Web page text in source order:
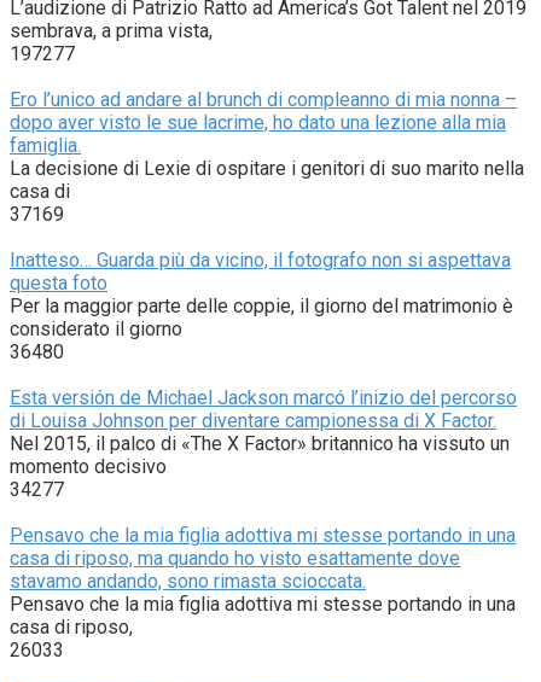
L’audizione di Patrizio Ratto ad America’s Got Talent nel 2019
sembrava, a prima vista,
197277
Ero l’unico ad andare al brunch di compleanno di mia nonna –
dopo aver visto le sue lacrime, ho dato una lezione alla mia
famiglia.
La decisione di Lexie di ospitare i genitori di suo marito nella
casa di
37169
Inatteso… Guarda più da vicino, il fotografo non si aspettava
questa foto
Per la maggior parte delle coppie, il giorno del matrimonio è
considerato il giorno
36480
Esta versión de Michael Jackson marcó l’inizio del percorso
di Louisa Johnson per diventare campionessa di X Factor.
Nel 2015, il palco di «The X Factor» britannico ha vissuto un
momento decisivo
34277
Pensavo che la mia figlia adottiva mi stesse portando in una
casa di riposo, ma quando ho visto esattamente dove
stavamo andando, sono rimasta scioccata.
Pensavo che la mia figlia adottiva mi stesse portando in una
casa di riposo,
26033